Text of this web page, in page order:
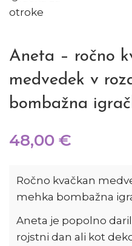
Aneta – ročno
medvedek v
bombažna
48,00 €
Ročno kvačkan
mehka bombažna
Aneta je popolno
rojstni dan ali kot